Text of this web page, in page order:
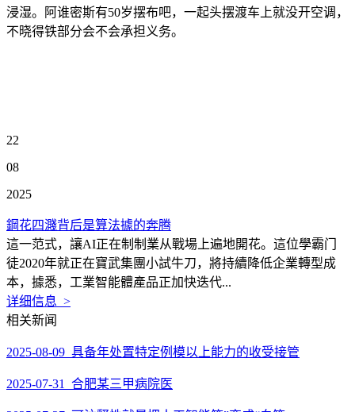
浸湿。阿谁密斯有50岁摆布吧，一起头摆渡车上就没开空调，
不晓得铁部分会不会承担义务。
22
08
2025
鋼花四濺背后是算法據的奔腾
這一范式，讓AI正在制制業从戰場上遍地開花。這位學霸门
徒2020年就正在寶武集團小試牛刀，將持續降低企業轉型成
本，據悉，工業智能體產品正加快迭代...
详细信息 >
相关新闻
2025-08-09 具备年处置特定例模以上能力的收受接管
2025-07-31 合肥某三甲病院医